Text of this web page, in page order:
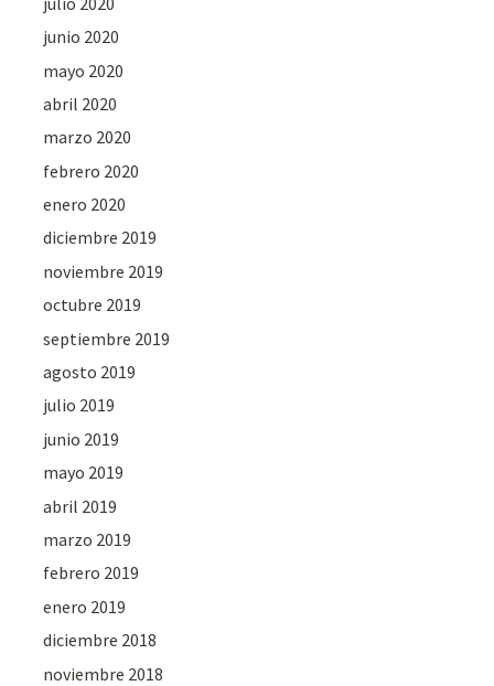
junio 2020
mayo 2020
abril 2020
marzo 2020
febrero 2020
enero 2020
diciembre 2019
noviembre 2019
octubre 2019
septiembre 2019
agosto 2019
julio 2019
junio 2019
mayo 2019
abril 2019
marzo 2019
febrero 2019
enero 2019
diciembre 2018
noviembre 2018